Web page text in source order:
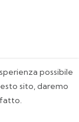
possibile
sito, daremo